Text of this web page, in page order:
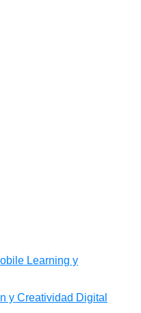
Learning y
y Creatividad Digital